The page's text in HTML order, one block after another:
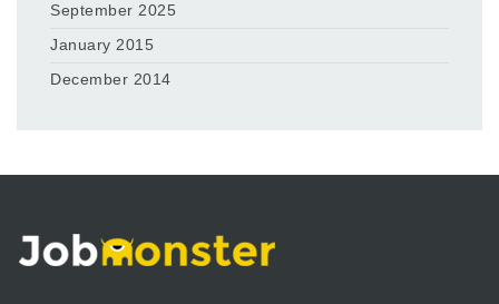
September 2025
January 2015
December 2014